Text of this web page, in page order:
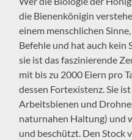
die Bienenkönigin
einem menschlichen
Befehle und hat auch kein
sie ist das faszinierende
mit bis zu 2000 Eiern pro
dessen Fortexistenz. Sie
Arbeitsbienen und
naturnahen Haltung) und
und beschützt. Den Stock